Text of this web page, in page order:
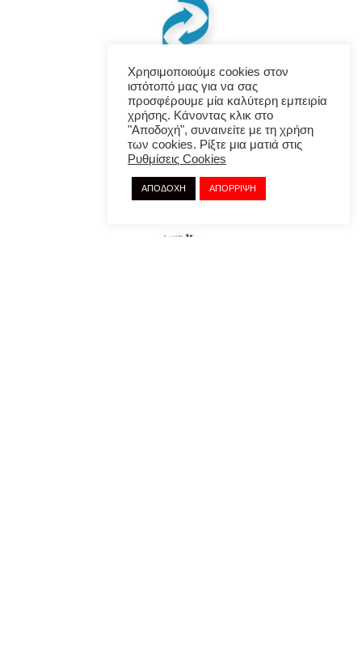
Χρησιμοποιούμε cookies στον
ιστότοπό μας για να σας
προσφέρουμε μία καλύτερη εμπειρία
χρήσης. Κάνοντας κλικ στο
"Αποδοχή", συναινείτε με τη χρήση
των cookies. Ρίξτε μια ματιά στις
Ρυθμίσεις Cookies
ΑΠΟΔΟΧΗ ΑΠΟΡΡΙΨΗ